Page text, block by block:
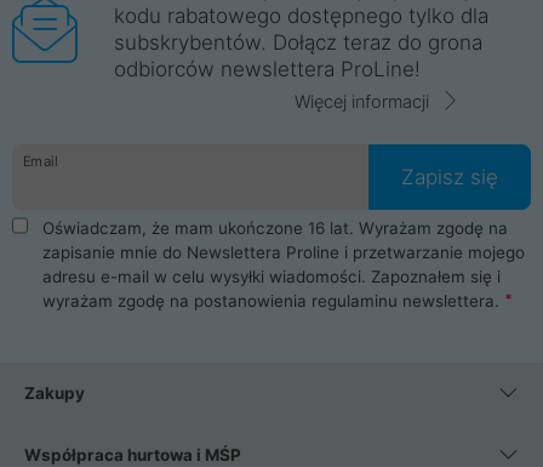
kodu rabatowego dostępnego tylko dla
subskrybentów. Dołącz teraz do grona
odbiorców newslettera ProLine!
Więcej informacji
Email
Zapisz się
Oświadczam, że mam ukończone 16 lat. Wyrażam zgodę na
zapisanie mnie do Newslettera Proline i przetwarzanie mojego
adresu e-mail w celu wysyłki wiadomości. Zapoznałem się i
wyrażam zgodę na postanowienia regulaminu newslettera.
Zakupy
Współpraca hurtowa i MŚP